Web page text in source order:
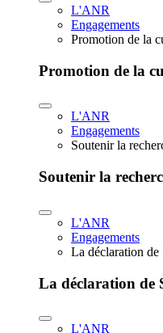
L'ANR
Engagements
Promotion de la
Promotion de la
L'ANR
Engagements
Soutenir la
Soutenir la
L'ANR
Engagements
La déclaration de
La déclaration de
L'ANR